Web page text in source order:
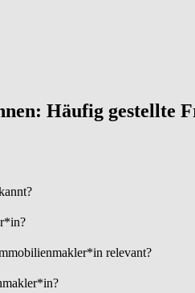
Häufig gestellte
relevant?